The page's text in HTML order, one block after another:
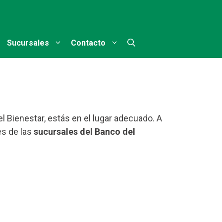
Sucursales Contacto
estás en el lugar adecuado. A
de las sucursales del Banco del